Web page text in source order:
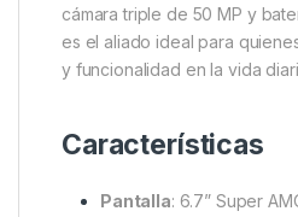
cámara triple de 50 MP y
es el aliado ideal para
y funcionalidad en la vida
Características
Pantalla: 6.7” Super